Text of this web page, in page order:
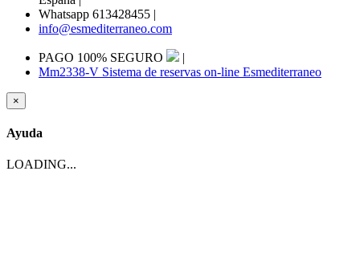
Whatsapp 613428455 |
info@esmediterraneo.com
PAGO 100% SEGURO
|
Mm2338-V Sistema de reservas on-line Esmediterraneo
×
Ayuda
LOADING...